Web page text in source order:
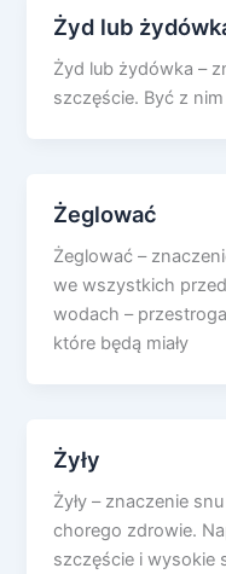
Żyd lub
Żyd lub żydówka –
szczęście. Być z
Żeglować
Żeglować –
we wszystkich
wodach –
które będą miały
Żyły
Żyły – znaczenie
chorego zdrowie.
szczęście i wysokie